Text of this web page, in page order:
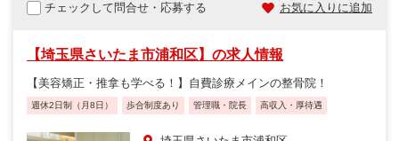
チェックして問合せ・応募する お気に入りに追加
【埼玉県さいたま市浦和区】の求人情報
【美容矯正・推拿も学べる！】自費診療メインの整骨院！
週休2日制（月8日） 歩合制度あり 管理職・院長 高収入・厚待遇